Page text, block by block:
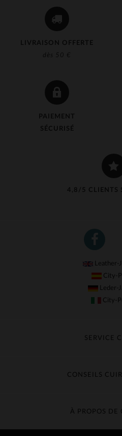
LIVRAISON OFFERTE
dès 50 €
PAIEMENT
SÉCURISÉ
4,8/5 CLIENTS
Leather-
City-
Leder-
City-
SERVICE
Échange &
Contacter le
CONSEILS
Guide des
À PROPOS DE